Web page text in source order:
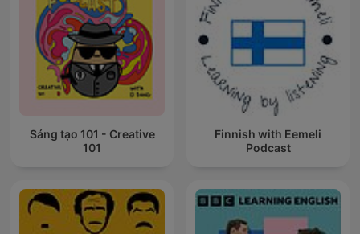
Sáng tạo 101 - Creative
101
Finnish with Eemeli
Podcast